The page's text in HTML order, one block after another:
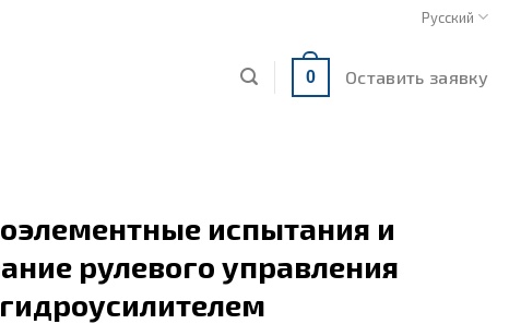
Русский
0 Оставить заявку
испытания и
рулевого управления